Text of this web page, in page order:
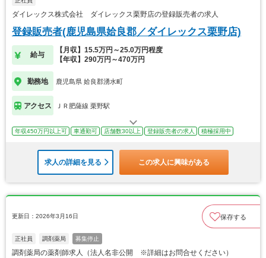
ダイレックス株式会社 ダイレックス栗野店の登録販売者の求人
登録販売者(鹿児島県姶良郡／ダイレックス栗野店)
給与
【月収】15.5万円～25.0万円程度
【年収】290万円～470万円
勤務地 鹿児島県 姶良郡湧水町
アクセス ＪＲ肥薩線 栗野駅
年収450万円以上可 車通勤可 店舗数30以上 登録販売者の求人 積極採用中
求人の詳細を見る この求人に興味がある
更新日：2026年3月16日 保存する
正社員 調剤薬局 募集停止
調剤薬局の薬剤師求人（法人名非公開 ※詳細はお問合せください）